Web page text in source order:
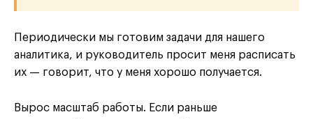
Периодически мы готовим задачи для нашего
аналитика, и руководитель просит меня расписать
их — говорит, что у меня хорошо получается.
Вырос масштаб работы. Если раньше